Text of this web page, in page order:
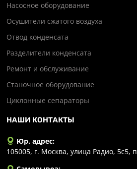
Насосное оборудование
Осушители сжатого воздуха
Отвод конденсата
Разделители конденсата
Ремонт и обслуживание
Станочное оборудование
Циклонные сепараторы
НАШИ КОНТАКТЫ
Юр. адрес:
105005, г. Москва, улица Радио, 5с5,